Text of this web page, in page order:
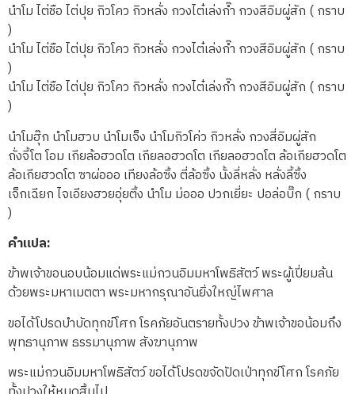
นำโม ไต่ชือ ไต่ปุย กิวโคว กิวหลั่ง กวงไต๋เล่งก๊ำ กวงสีอิมผู่สัก ( กราบ
)
นำโม ไต่ชือ ไต่ปุย กิวโคว กิวหลั่ง กวงไต๋เล่งก๊ำ กวงสีอิมผู่สัก ( กราบ
)
นำโม ไต่ชือ ไต่ปุย กิวโคว กิวหลั่ง กวงไต๋เล่งก๊ำ กวงสีอิมผู่สัก ( กราบ
)
นำโมฮุ๊ก นำโมฮวบ นำโมเจ็ง นำโมกิวโค่ว กิวหลั่ง กวงสี่อิมผู่สัก
ถั่งจี้โต โอม เกียล้อฮวดโต เกียลอฮวดโต เกียลอฮวดโต ล้อเกียฮวดโต
ล้อเกียฮวดโต ซาผ่อออ เทียงล้อซิ้ง ตี่ล้อซิ้ง นั้งลี่หลั่ง หลั่งลี้ซิ้ง
เจ็กเฉียก ไจเอียงฮวยอุ่ยติ้ง นำโม ม่อออ ปวกเยี่ยะ ปอล่อบิ๊ก ( กราบ
)
คำแปล:
ข้าพเจ้าขอนอบน้อมแด่พระแม่กวนอิมมหาโพธิสัตว์ พระผู้เปี่ยมล้น
ด้วยพระมหาเมตตา พระมหากรุณาอันยิ่งใหญ่ไพศาล
ขอได้โปรดบำบัดทุกข์โศก โรคภัยอันตรายทั้งปวง ข้าพเจ้าขอน้อมถึง
พุทธานุภาพ ธรรมานุภาพ สังฆานุภาพ
พระแม่กวนอิมมหาโพธิสัตว์ ขอได้โปรดขจัดปัดเป่าทุกข์โศก โรคภัย